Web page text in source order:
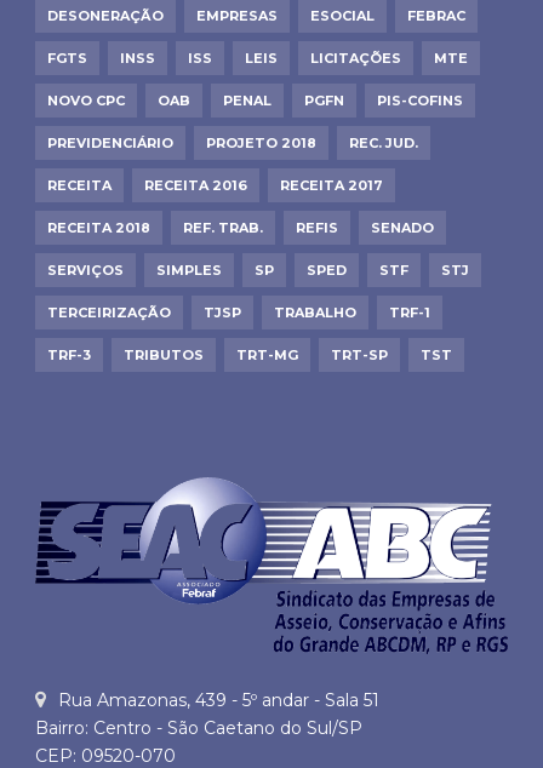
DESONERAÇÃO EMPRESAS ESOCIAL FEBRAC
FGTS INSS ISS LEIS LICITAÇÕES MTE
NOVO CPC OAB PENAL PGFN PIS-COFINS
PREVIDENCIÁRIO PROJETO 2018 REC. JUD.
RECEITA RECEITA 2016 RECEITA 2017
RECEITA 2018 REF. TRAB. REFIS SENADO
SERVIÇOS SIMPLES SP SPED STF STJ
TERCEIRIZAÇÃO TJSP TRABALHO TRF-1
TRF-3 TRIBUTOS TRT-MG TRT-SP TST
Rua Amazonas, 439 - 5º andar - Sala 51
Bairro: Centro - São Caetano do Sul/SP
CEP: 09520-070